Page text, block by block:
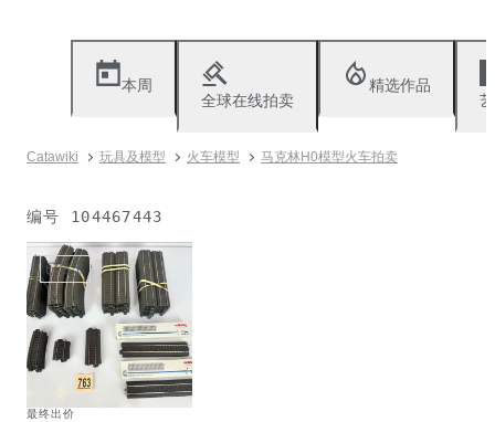
本周
全球在线拍卖
精选作品
Catawiki 玩具及模型 火车模型 马克林H0模型火车拍卖
编号 104467443
已售出
最终出价